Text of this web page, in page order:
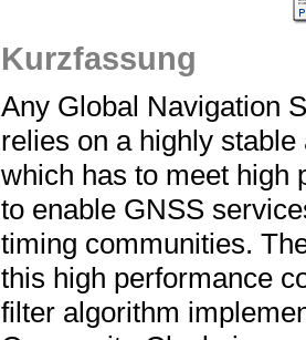
Kurzfassung
Any Global Navigation
relies on a highly
which has to meet high
to enable GNSS
timing communities.
this high performance
filter algorithm